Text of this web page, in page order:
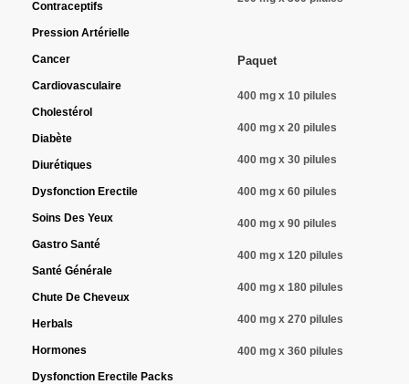
Contraceptifs
Pression Artérielle
Cancer
Cardiovasculaire
Cholestérol
Diabète
Diurétiques
Dysfonction Erectile
Soins Des Yeux
Gastro Santé
Santé Générale
Chute De Cheveux
Herbals
Hormones
Dysfonction Erectile Packs
Paquet
400 mg x 10 pilules
400 mg x 20 pilules
400 mg x 30 pilules
400 mg x 60 pilules
400 mg x 90 pilules
400 mg x 120 pilules
400 mg x 180 pilules
400 mg x 270 pilules
400 mg x 360 pilules